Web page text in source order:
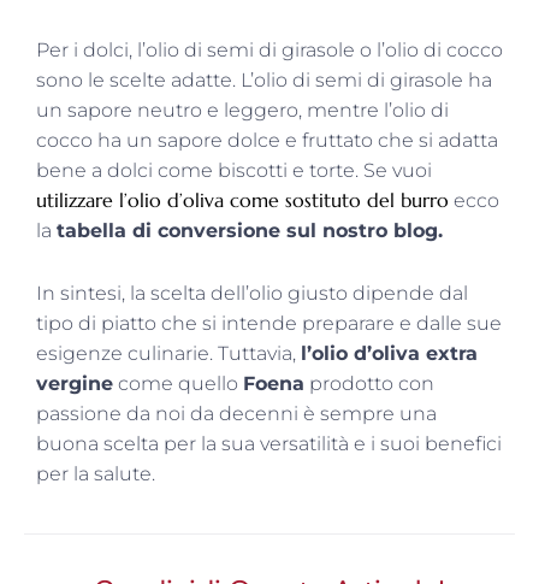
Per i dolci, l’olio di semi di girasole o l’olio di cocco
sono le scelte adatte. L’olio di semi di girasole ha
un sapore neutro e leggero, mentre l’olio di
cocco ha un sapore dolce e fruttato che si adatta
bene a dolci come biscotti e torte. Se vuoi
utilizzare l’olio d’oliva come sostituto del burro ecco
la tabella di conversione sul nostro blog.
In sintesi, la scelta dell’olio giusto dipende dal
tipo di piatto che si intende preparare e dalle sue
esigenze culinarie. Tuttavia, l’olio d’oliva extra
vergine come quello Foena prodotto con
passione da noi da decenni è sempre una
buona scelta per la sua versatilità e i suoi benefici
per la salute.